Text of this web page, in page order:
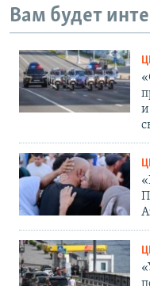
Вам будет
и